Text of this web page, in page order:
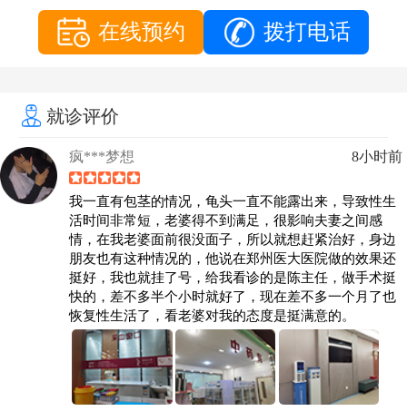
在线预约 拨打电话
就诊评价
疯***梦想 8小时前
我一直有包茎的情况，龟头一直不能露出来，导致性生
活时间非常短，老婆得不到满足，很影响夫妻之间感
情，在我老婆面前很没面子，所以就想赶紧治好，身边
朋友也有这种情况的，他说在郑州医大医院做的效果还
挺好，我也就挂了号，给我看诊的是陈主任，做手术挺
快的，差不多半个小时就好了，现在差不多一个月了也
恢复性生活了，看老婆对我的态度是挺满意的。